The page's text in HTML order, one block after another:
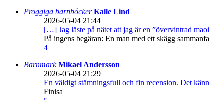
Proggiga barnböckerKalle Lind
2026-05-04 21:44
[…] Jag läste på nätet att jag är en ”övervintrad
På ingens begäran: En man med ett skägg
4
BarnmarkMikael Andersson
2026-05-04 21:29
En väldigt stämningsfull och fin recension. Det
Finisa